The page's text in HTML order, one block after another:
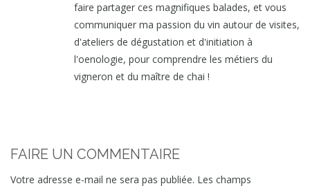
faire partager ces magnifiques balades, et vous
communiquer ma passion du vin autour de visites,
d'ateliers de dégustation et d'initiation à
l'oenologie, pour comprendre les métiers du
vigneron et du maître de chai !
FAIRE UN COMMENTAIRE
Votre adresse e-mail ne sera pas publiée. Les champs